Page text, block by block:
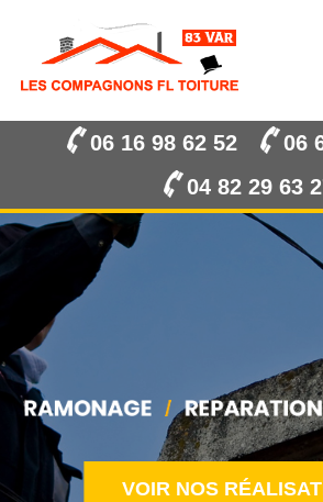
06 16 98 62 52
06
04 82 29 63
VOIR NOS